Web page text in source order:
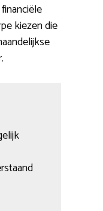
kiezen die